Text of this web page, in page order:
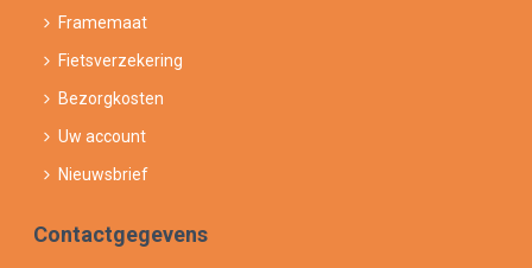
Framemaat
Fietsverzekering
Bezorgkosten
Uw account
Nieuwsbrief
Contactgegevens